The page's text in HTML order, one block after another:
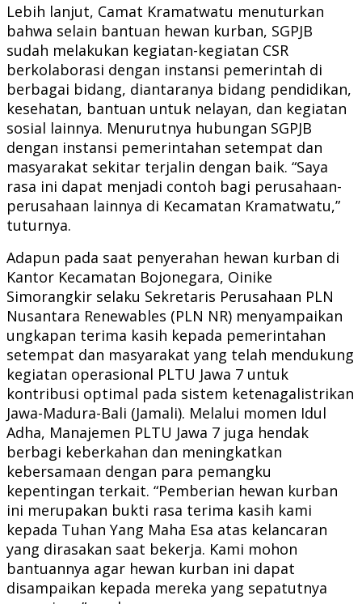
Lebih lanjut, Camat Kramatwatu menuturkan
bahwa selain bantuan hewan kurban, SGPJB
sudah melakukan kegiatan-kegiatan CSR
berkolaborasi dengan instansi pemerintah di
berbagai bidang, diantaranya bidang pendidikan,
kesehatan, bantuan untuk nelayan, dan kegiatan
sosial lainnya. Menurutnya hubungan SGPJB
dengan instansi pemerintahan setempat dan
masyarakat sekitar terjalin dengan baik. “Saya
rasa ini dapat menjadi contoh bagi perusahaan-
perusahaan lainnya di Kecamatan Kramatwatu,”
tuturnya.
Adapun pada saat penyerahan hewan kurban di
Kantor Kecamatan Bojonegara, Oinike
Simorangkir selaku Sekretaris Perusahaan PLN
Nusantara Renewables (PLN NR) menyampaikan
ungkapan terima kasih kepada pemerintahan
setempat dan masyarakat yang telah mendukung
kegiatan operasional PLTU Jawa 7 untuk
kontribusi optimal pada sistem ketenagalistrikan
Jawa-Madura-Bali (Jamali). Melalui momen Idul
Adha, Manajemen PLTU Jawa 7 juga hendak
berbagi keberkahan dan meningkatkan
kebersamaan dengan para pemangku
kepentingan terkait. “Pemberian hewan kurban
ini merupakan bukti rasa terima kasih kami
kepada Tuhan Yang Maha Esa atas kelancaran
yang dirasakan saat bekerja. Kami mohon
bantuannya agar hewan kurban ini dapat
disampaikan kepada mereka yang sepatutnya